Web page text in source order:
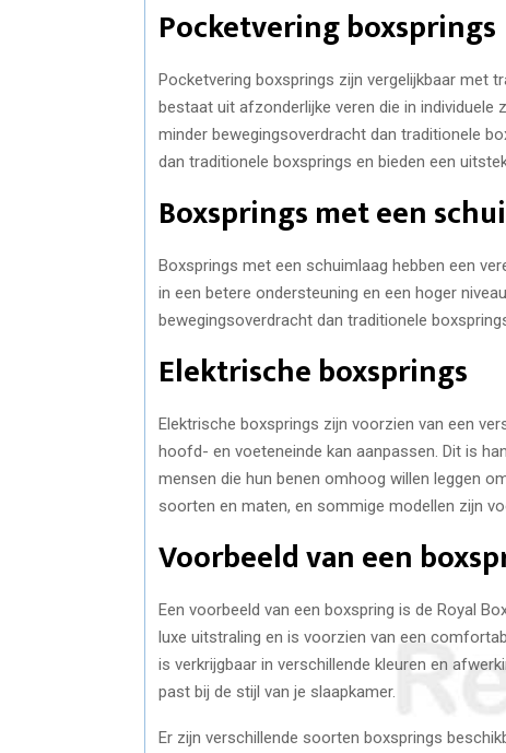
Pocketvering boxsprings
Pocketvering boxsprings zijn vergelijkbaar met
bestaat uit afzonderlijke veren die in individuele
minder bewegingsoverdracht dan traditionele
dan traditionele boxsprings en bieden een
Boxsprings met een
Boxsprings met een schuimlaag hebben een
in een betere ondersteuning en een hoger
bewegingsoverdracht dan traditionele
Elektrische boxsprings
Elektrische boxsprings zijn voorzien van een
hoofd- en voeteneinde kan aanpassen. Dit is
mensen die hun benen omhoog willen leggen
soorten en maten, en sommige modellen zijn
Voorbeeld van een
Een voorbeeld van een boxspring is de Royal
luxe uitstraling en is voorzien van een
is verkrijgbaar in verschillende kleuren en
past bij de stijl van je slaapkamer.
Er zijn verschillende soorten boxsprings